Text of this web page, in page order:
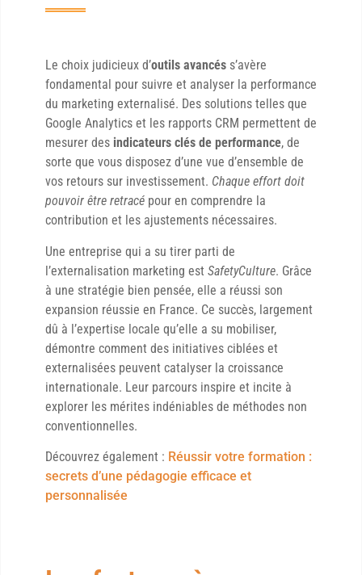
Le choix judicieux d’outils avancés s’avère
fondamental pour suivre et analyser la performance
du marketing externalisé. Des solutions telles que
Google Analytics et les rapports CRM permettent de
mesurer des indicateurs clés de performance, de
sorte que vous disposez d’une vue d’ensemble de
vos retours sur investissement. Chaque effort doit
pouvoir être retracé pour en comprendre la
contribution et les ajustements nécessaires.
Une entreprise qui a su tirer parti de
l’externalisation marketing est SafetyCulture. Grâce
à une stratégie bien pensée, elle a réussi son
expansion réussie en France. Ce succès, largement
dû à l’expertise locale qu’elle a su mobiliser,
démontre comment des initiatives ciblées et
externalisées peuvent catalyser la croissance
internationale. Leur parcours inspire et incite à
explorer les mérites indéniables de méthodes non
conventionnelles.
Découvrez également : Réussir votre formation :
secrets d’une pédagogie efficace et
personnalisée